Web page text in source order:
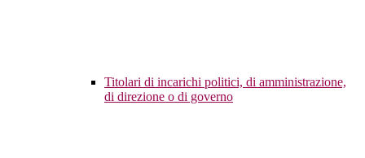
Titolari di incarichi politici, di amministrazione,
di direzione o di governo